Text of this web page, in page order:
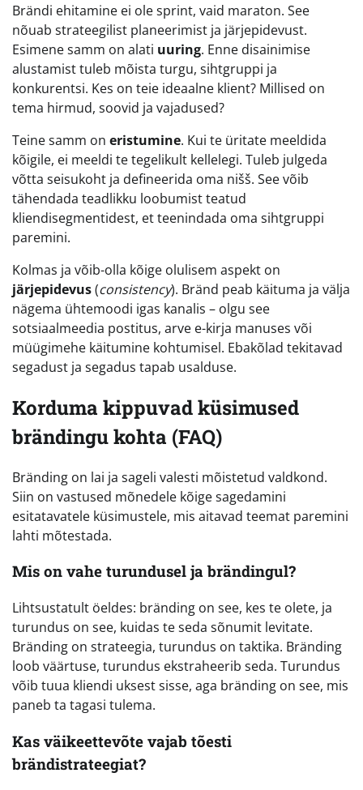
Brändi ehitamine ei ole sprint, vaid maraton. See
nõuab strateegilist planeerimist ja järjepidevust.
Esimene samm on alati uuring. Enne disainimise
alustamist tuleb mõista turgu, sihtgruppi ja
konkurentsi. Kes on teie ideaalne klient? Millised on
tema hirmud, soovid ja vajadused?
Teine samm on eristumine. Kui te üritate meeldida
kõigile, ei meeldi te tegelikult kellelegi. Tuleb julgeda
võtta seisukoht ja defineerida oma nišš. See võib
tähendada teadlikku loobumist teatud
kliendisegmentidest, et teenindada oma sihtgruppi
paremini.
Kolmas ja võib-olla kõige olulisem aspekt on
järjepidevus(consistency). Bränd peab käituma ja välja
nägema ühtemoodi igas kanalis – olgu see
sotsiaalmeedia postitus, arve e-kirja manuses või
müügimehe käitumine kohtumisel. Ebakõlad tekitavad
segadust ja segadus tapab usalduse.
Korduma kippuvad küsimused
brändingu kohta (FAQ)
Bränding on lai ja sageli valesti mõistetud valdkond.
Siin on vastused mõnedele kõige sagedamini
esitatavatele küsimustele, mis aitavad teemat paremini
lahti mõtestada.
Mis on vahe turundusel ja brändingul?
Lihtsustatult öeldes: bränding on see, kes te olete, ja
turundus on see, kuidas te seda sõnumit levitate.
Bränding on strateegia, turundus on taktika. Bränding
loob väärtuse, turundus ekstraheerib seda. Turundus
võib tuua kliendi uksest sisse, aga bränding on see, mis
paneb ta tagasi tulema.
Kas väikeettevõte vajab tõesti
brändistrateegiat?